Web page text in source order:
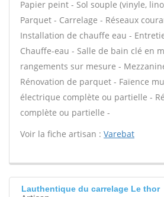
Papier peint - Sol souple (vinyle,
Parquet - Carrelage - Réseaux
Installation de chauffe eau -
Chauffe-eau - Salle de bain clé en
rangements sur mesure -
Rénovation de parquet - Faïence
électrique complète ou partielle -
complète ou partielle -
Voir la fiche artisan : Varebat
Lauthentique du carrelage Le thor